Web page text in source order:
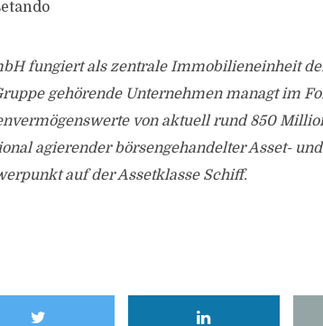
fungiert als zentrale Immobilieneinheit
gehörende Unternehmen managt im
von aktuell rund 850
agierender börsengehandelter Asset- und
auf der Assetklasse Schiff.